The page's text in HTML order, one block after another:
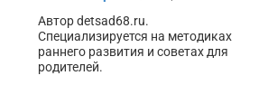
Автор detsad68.ru.
Специализируется на методиках
раннего развития и советах для
родителей.